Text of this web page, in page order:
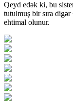
Qeyd edək ki, bu
tutulmuş bir sıra digər
ehtimal olunur.